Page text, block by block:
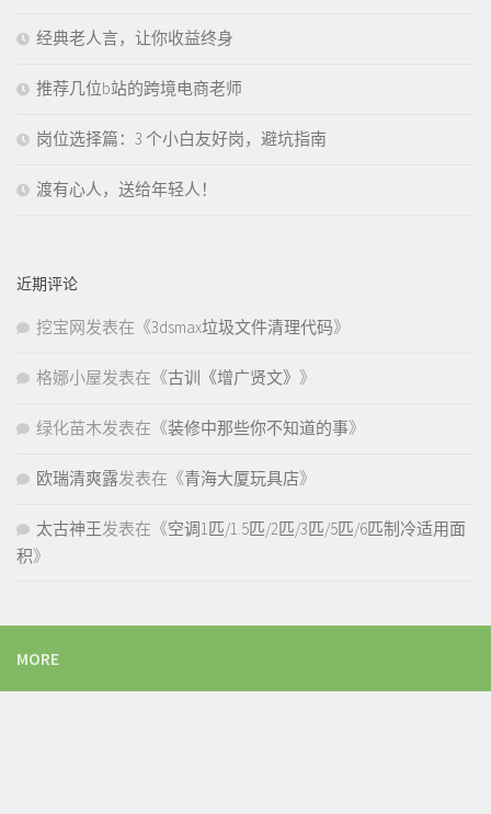
经典老人言，让你收益终身
推荐几位b站的跨境电商老师
岗位选择篇：3 个小白友好岗，避坑指南
渡有心人，送给年轻人！
近期评论
挖宝网发表在《3dsmax垃圾文件清理代码》
格娜小屋发表在《古训《增广贤文》 》
绿化苗木发表在《装修中那些你不知道的事》
欧瑞清爽露发表在《青海大厦玩具店》
太古神王发表在《空调1匹/1.5匹/2匹/3匹/5匹/6匹制冷适用面
积》
MORE